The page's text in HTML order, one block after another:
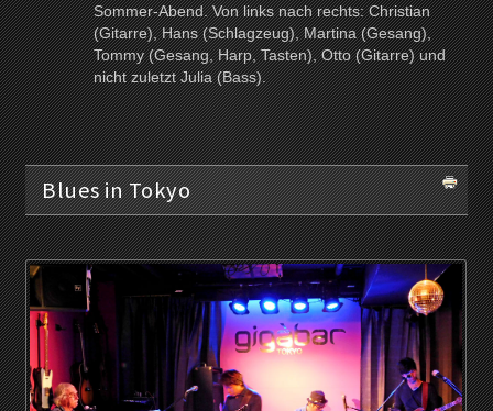
Sommer-Abend. Von links nach rechts: Christian
(Gitarre), Hans (Schlagzeug), Martina (Gesang),
Tommy (Gesang, Harp, Tasten), Otto (Gitarre) und
nicht zuletzt Julia (Bass).
Blues in Tokyo